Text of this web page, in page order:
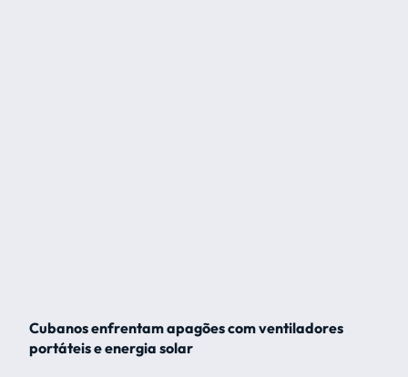
Cubanos enfrentam apagões com ventiladores
portáteis e energia solar